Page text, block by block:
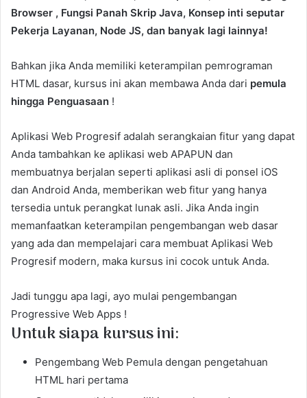
Browser , Fungsi Panah Skrip Java, Konsep inti seputar
Pekerja Layanan, Node JS, dan banyak lagi lainnya!
Bahkan jika Anda memiliki keterampilan pemrograman
HTML dasar, kursus ini akan membawa Anda dari pemula
hingga Penguasaan !
Aplikasi Web Progresif adalah serangkaian fitur yang dapat
Anda tambahkan ke aplikasi web APAPUN dan
membuatnya berjalan seperti aplikasi asli di ponsel iOS
dan Android Anda, memberikan web fitur yang hanya
tersedia untuk perangkat lunak asli. Jika Anda ingin
memanfaatkan keterampilan pengembangan web dasar
yang ada dan mempelajari cara membuat Aplikasi Web
Progresif modern, maka kursus ini cocok untuk Anda.
Jadi tunggu apa lagi, ayo mulai pengembangan
Progressive Web Apps !
Untuk siapa kursus ini:
Pengembang Web Pemula dengan pengetahuan
HTML hari pertama